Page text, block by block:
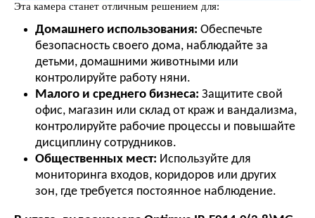
Эта камера станет отличным решением для:
Домашнего использования: Обеспечьте
безопасность своего дома, наблюдайте за
детьми, домашними животными или
контролируйте работу няни.
Малого и среднего бизнеса: Защитите свой
офис, магазин или склад от краж и вандализма,
контролируйте рабочие процессы и повышайте
дисциплину сотрудников.
Общественных мест: Используйте для
мониторинга входов, коридоров или других
зон, где требуется постоянное наблюдение.